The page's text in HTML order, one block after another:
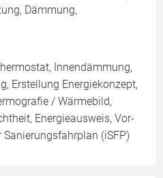
Dämmung,
Innendämmung,
Erstellung Energiekonzept,
/ Wärmebild,
Energieausweis, Vor-
(iSFP)